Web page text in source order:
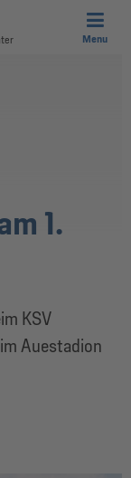
Menu
1.
KSV
Auestadion